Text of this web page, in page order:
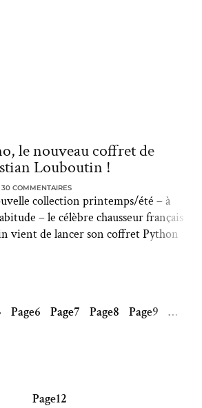
le nouveau coffret de
Louboutin !
30 COMMENTAIRES
collection printemps/été – à
– le célèbre chausseur français
vient de lancer son coffret Python
Page6 Page7 Page8 Page9 …
Page12